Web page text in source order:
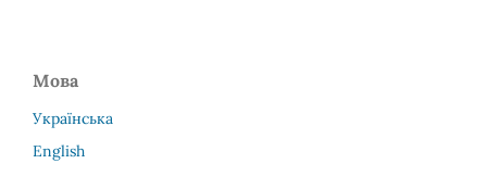
Мова
Українська
English